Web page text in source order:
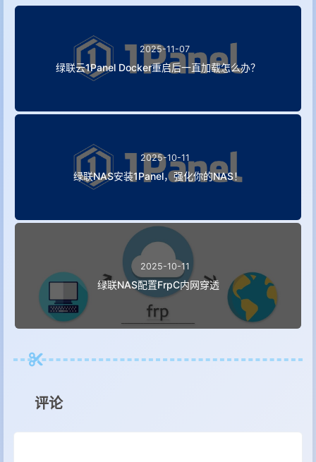
2025-11-07
绿联云1Panel Docker重启后一直加载怎么办？
2025-10-11
绿联NAS安装1Panel，强化你的NAS！
2025-10-11
绿联NAS配置FrpC内网穿透
评论